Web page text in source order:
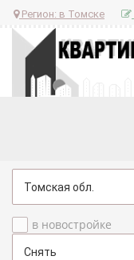
Регион: в Томске
в новостройке